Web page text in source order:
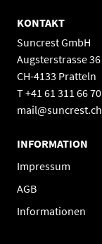
KONTAKT
Suncrest GmbH
Augsterstrasse 36
CH-4133 Pratteln
T +41 61 311 66 70
mail@suncrest.ch
INFORMATION
Impressum
AGB
Informationen